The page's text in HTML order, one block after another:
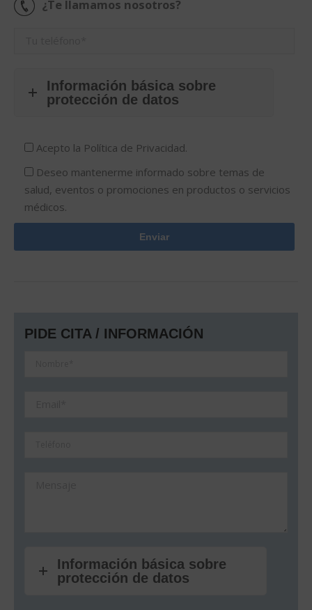
¿Te llamamos nosotros?
Información básica sobre
protección de datos
Acepto la Política de Privacidad.
Deseo mantenerme informado sobre temas de
salud, eventos o promociones en productos o servicios
médicos.
PIDE CITA / INFORMACIÓN
Información básica sobre
protección de datos